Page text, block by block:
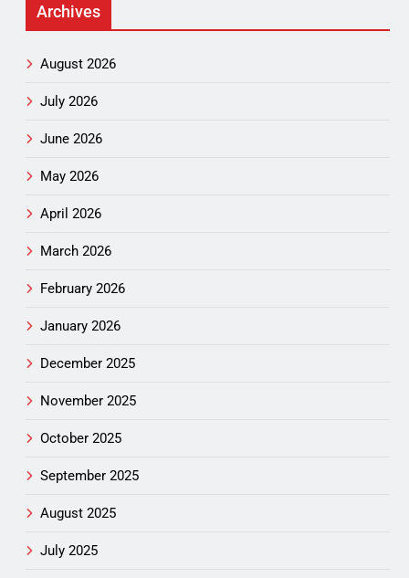
Archives
August 2026
July 2026
June 2026
May 2026
April 2026
March 2026
February 2026
January 2026
December 2025
November 2025
October 2025
September 2025
August 2025
July 2025